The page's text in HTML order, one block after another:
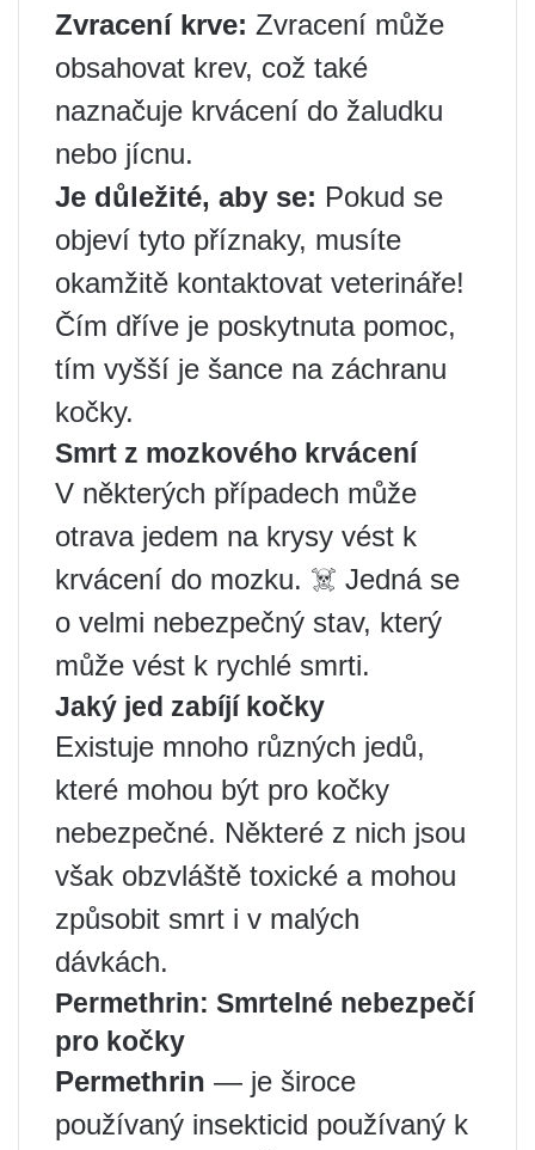
Zvracení krve: Zvracení může
obsahovat krev, což také
naznačuje krvácení do žaludku
nebo jícnu.
Je důležité, aby se: Pokud se
objeví tyto příznaky, musíte
okamžitě kontaktovat veterináře!
Čím dříve je poskytnuta pomoc,
tím vyšší je šance na záchranu
kočky.
Smrt z mozkového krvácení
V některých případech může
otrava jedem na krysy vést k
krvácení do mozku. ☠️ Jedná se
o velmi nebezpečný stav, který
může vést k rychlé smrti.
Jaký jed zabíjí kočky
Existuje mnoho různých jedů,
které mohou být pro kočky
nebezpečné. Některé z nich jsou
však obzvláště toxické a mohou
způsobit smrt i v malých
dávkách.
Permethrin: Smrtelné nebezpečí
pro kočky
Permethrin — je široce
používaný insekticid používaný k